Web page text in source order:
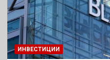
ИНВЕСТИЦИИ